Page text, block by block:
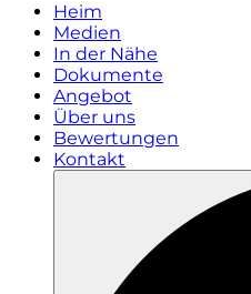
Heim
Medien
In der Nähe
Dokumente
Angebot
Über uns
Bewertungen
Kontakt